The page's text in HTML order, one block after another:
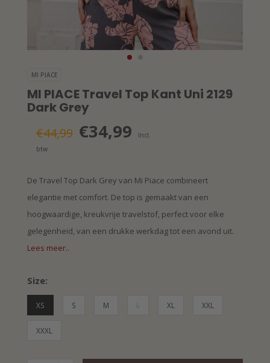
MI PIACE
MI PIACE Travel Top Kant Uni 2129
Dark Grey
€44,99 €34,99
Incl.
btw
De Travel Top Dark Grey van Mi Piace combineert
elegantie met comfort. De top is gemaakt van een
hoogwaardige, kreukvrije travelstof, perfect voor elke
gelegenheid, van een drukke werkdag tot een avond uit.
Lees meer..
Size:
XS S M XL XXL
XXXL